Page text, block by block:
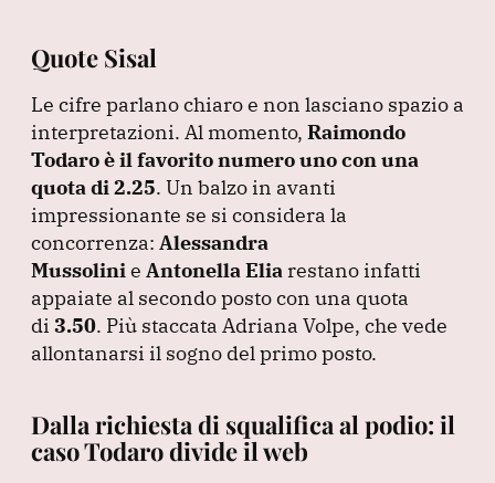
Quote Sisal
Le cifre parlano chiaro e non lasciano spazio a
interpretazioni. Al momento, Raimondo
Todaro è il favorito numero uno con una
quota di 2.25. Un balzo in avanti
impressionante se si considera la
concorrenza: Alessandra
Mussolinie Antonella Elia restano infatti
appaiate al secondo posto con una quota
di 3.50. Più staccata Adriana Volpe, che vede
allontanarsi il sogno del primo posto.
Dalla richiesta di squalifica al podio: il
caso Todaro divide il web